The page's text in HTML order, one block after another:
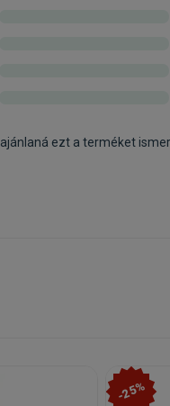
ajánlaná ezt a terméket
-25%